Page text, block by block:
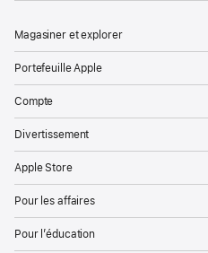
Magasiner et explorer
Portefeuille Apple
Compte
Divertissement
Apple Store
Pour les affaires
Pour l’éducation